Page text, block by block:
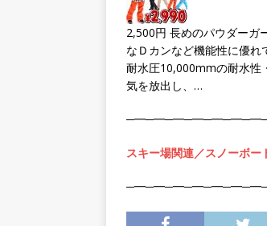
2,500円 長めのパウダーガ
なＤカンなど機能性に優れ
耐水圧10,000mmの耐水性
気を放出し、…
スキー場関連／スノーボー